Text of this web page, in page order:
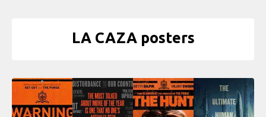
LA CAZA posters